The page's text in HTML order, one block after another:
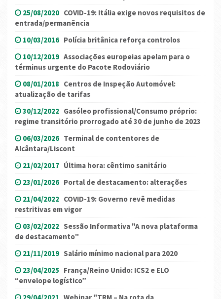
25/08/2020 COVID-19: Itália exige novos requisitos de
entrada/permanência
10/03/2016 Polícia britânica reforça controlos
10/12/2019 Associações europeias apelam para o
términus urgente do Pacote Rodoviário
08/01/2018 Centros de Inspeção Automóvel:
atualização de tarifas
30/12/2022 Gasóleo profissional/Consumo próprio:
regime transitório prorrogado até 30 de junho de 2023
06/03/2026 Terminal de contentores de
Alcântara/Liscont
21/02/2017 Última hora: cêntimo sanitário
23/01/2026 Portal de destacamento: alterações
21/04/2022 COVID-19: Governo revê medidas
restritivas em vigor
03/02/2022 Sessão Informativa "A nova plataforma
de destacamento"
21/11/2019 Salário mínimo nacional para 2020
23/04/2025 França/Reino Unido: ICS2 e ELO
“envelope logístico”